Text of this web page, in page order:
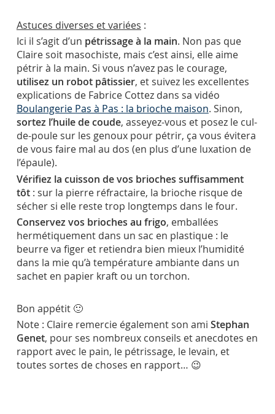
Astuces diverses et variées :
Ici il s’agit d’un pétrissage à la main. Non pas que
Claire soit masochiste, mais c’est ainsi, elle aime
pétrir à la main. Si vous n’avez pas le courage,
utilisez un robot pâtissier, et suivez les excellentes
explications de Fabrice Cottez dans sa vidéo
Boulangerie Pas à Pas : la brioche maison. Sinon,
sortez l’huile de coude, asseyez-vous et posez le cul-
de-poule sur les genoux pour pétrir, ça vous évitera
de vous faire mal au dos (en plus d’une luxation de
l’épaule).
Vérifiez la cuisson de vos brioches suffisamment
tôt: sur la pierre réfractaire, la brioche risque de
sécher si elle reste trop longtemps dans le four.
Conservez vos brioches au frigo, emballées
hermétiquement dans un sac en plastique : le
beurre va figer et retiendra bien mieux l’humidité
dans la mie qu’à température ambiante dans un
sachet en papier kraft ou un torchon.
Bon appétit 🙂
Note : Claire remercie également son ami Stephan
Genet, pour ses nombreux conseils et anecdotes en
rapport avec le pain, le pétrissage, le levain, et
toutes sortes de choses en rapport… 😉